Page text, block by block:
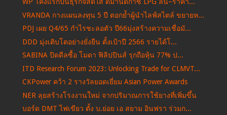
VRANDA กางแผนลงทุน 5 ปี ตอกย้ำผู้นำไลฟ์สไตล์ ขยายห...
PDJ เผย Q4/65 กำไรชะลอตัว ปี66มุ่งสร้างความเชื่อมั...
DDD มุ่งเติบโตอย่างยั่งยืน ตั้งเป้าปี 2566 รายได้โ...
SABINA ปิดดีลซื้อ โมดา ฟิลิปปินส์ รุกถือหุ้น 77% ป...
ITD Research Forum 2023: Unlocking Trade for CLMVT...
CKPower คว้า 2 รางวัลยอดเยี่ยม Asian Power Awards
NER ลุยสร้างโรงงานใหม่ จากปริมาณการใช้ยางที่เพิ่มขึ้น
บอร์ด DMT ไฟเขียว ตั้ง บ.ย่อย เอ สยาม อินฟรา ร่วมก...